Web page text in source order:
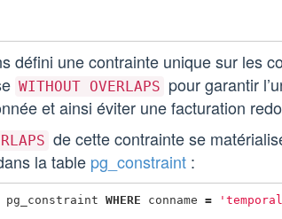
défini une contrainte unique sur les
WITHOUT OVERLAPS pour garantir
et ainsi éviter une facturation
de cette contrainte se
la table pg_constraint:
pg_constraint WHERE conname =